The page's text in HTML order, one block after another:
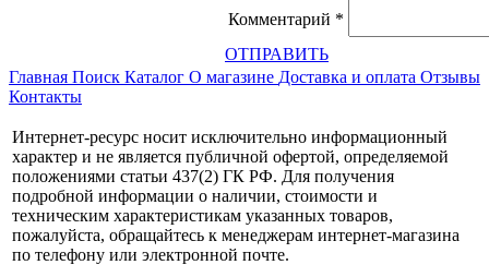
Комментарий *
ОТПРАВИТЬ
Главная Поиск Каталог О магазине Доставка и оплата Отзывы
Контакты
Интернет-ресурс носит исключительно информационный
характер и не является публичной офертой, определяемой
положениями статьи 437(2) ГК РФ. Для получения
подробной информации о наличии, стоимости и
техническим характеристикам указанных товаров,
пожалуйста, обращайтесь к менеджерам интернет-магазина
по телефону или электронной почте.